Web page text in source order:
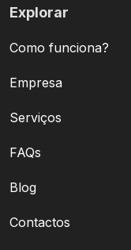
Explorar
Como funciona?
Empresa
Serviços
FAQs
Blog
Contactos